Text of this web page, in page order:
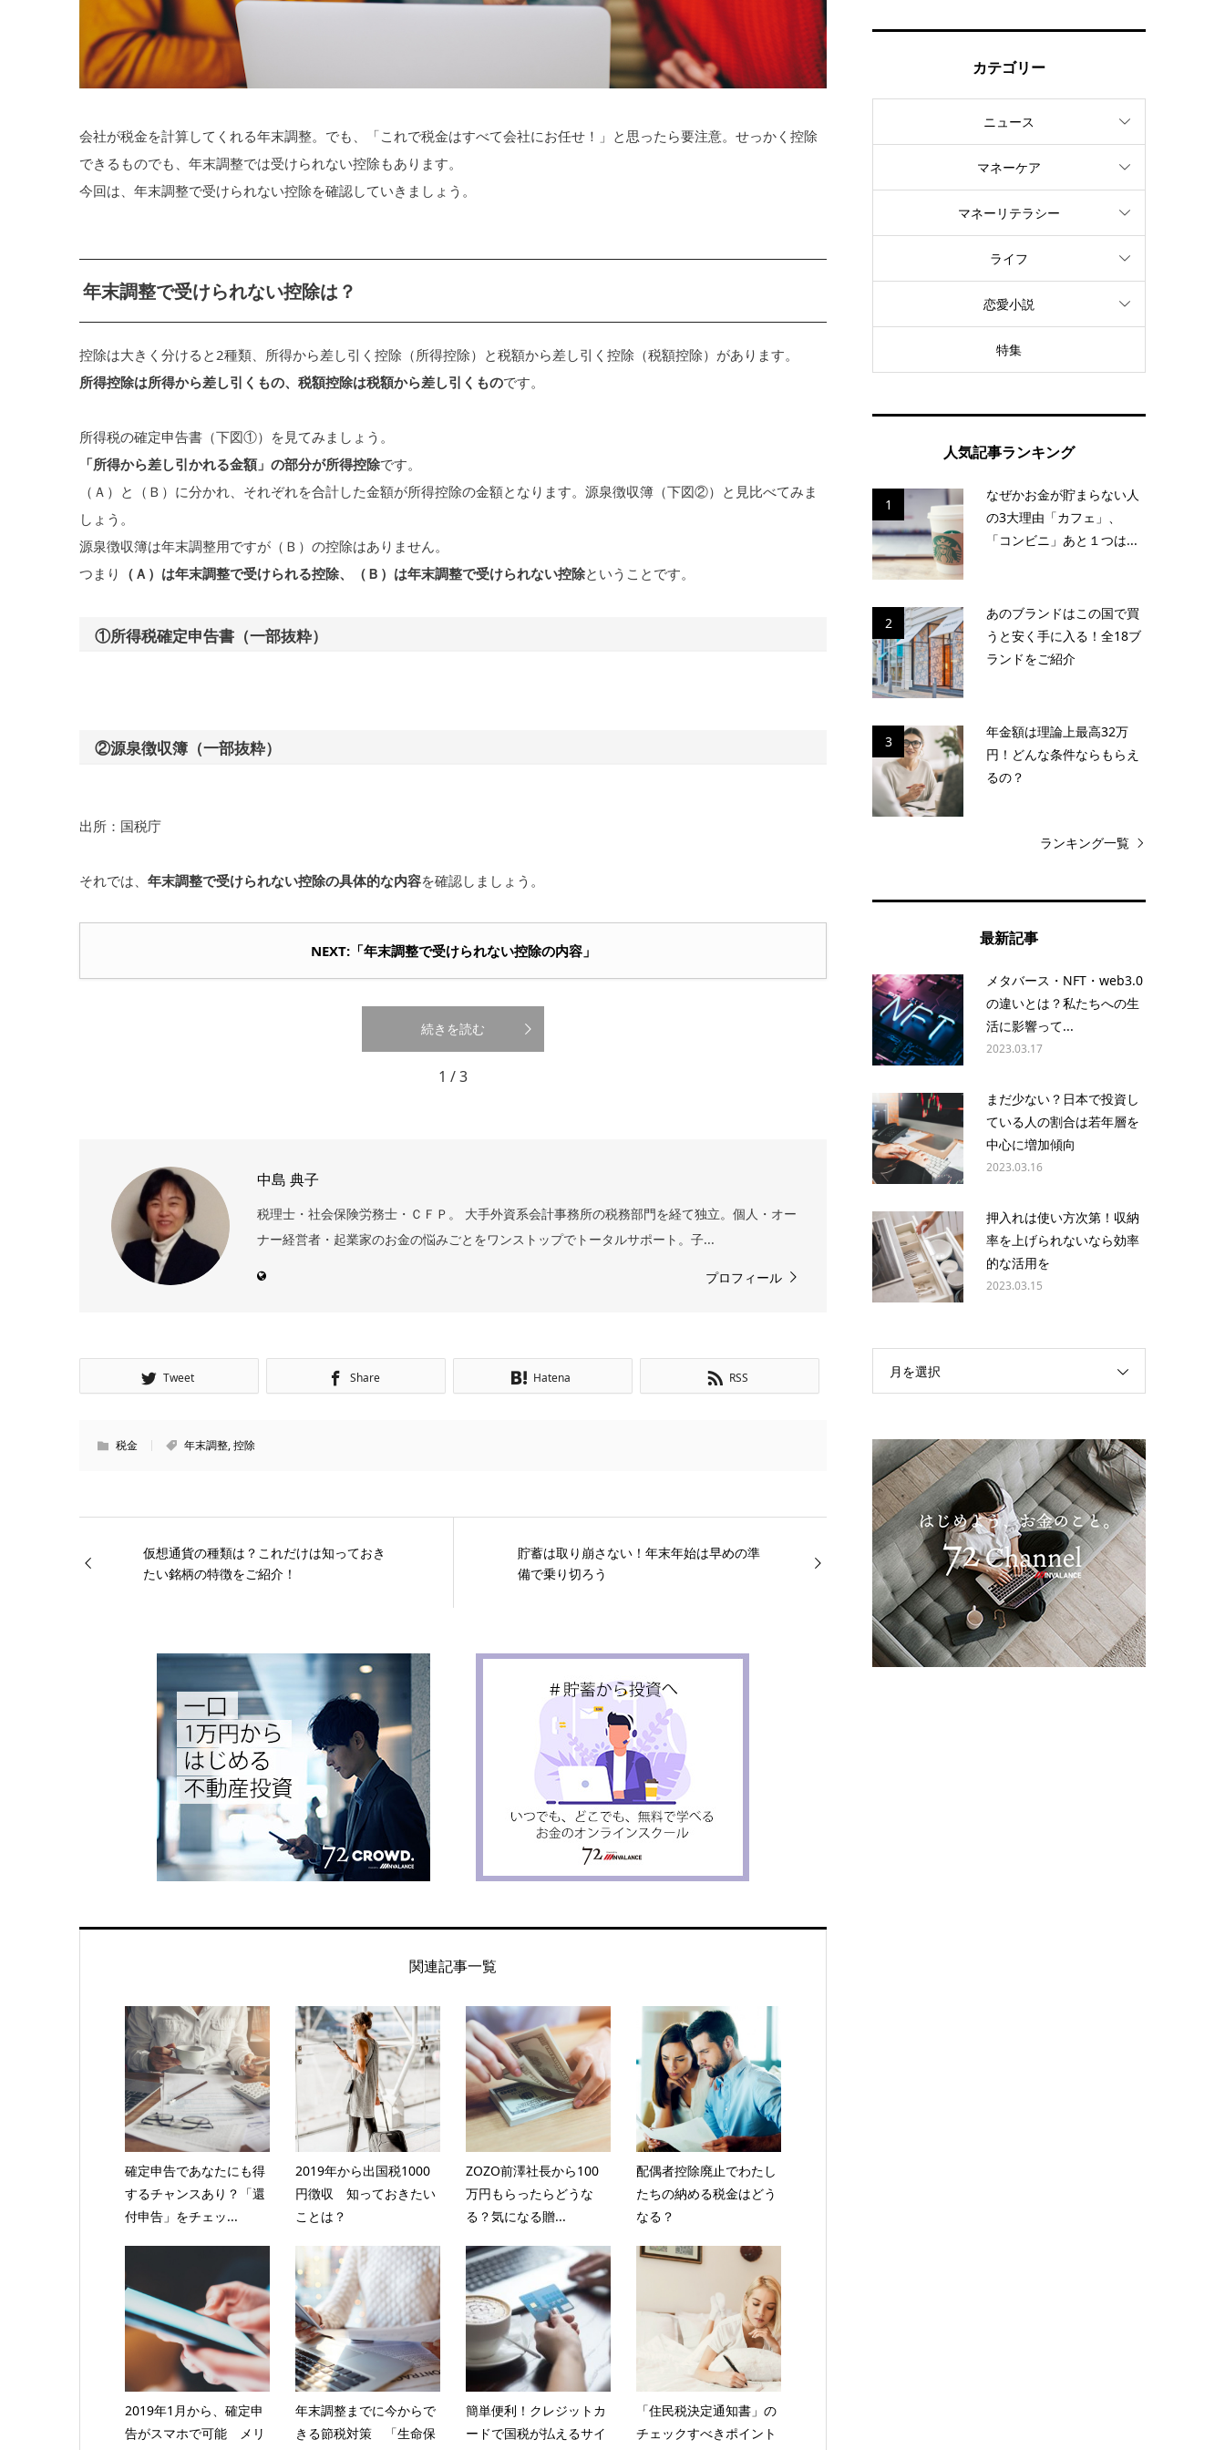
会社が税金を計算してくれる年末調整。でも、「これで税金はすべて会社にお任せ！」と思ったら要注意。せっかく控除
できるものでも、年末調整では受けられない控除もあります。
今回は、年末調整で受けられない控除を確認していきましょう。
年末調整で受けられない控除は？
控除は大きく分けると2種類、所得から差し引く控除（所得控除）と税額から差し引く控除（税額控除）があります。
所得控除は所得から差し引くもの、税額控除は税額から差し引くものです。
所得税の確定申告書（下図①）を見てみましょう。
「所得から差し引かれる金額」の部分が所得控除です。
（Ａ）と（Ｂ）に分かれ、それぞれを合計した金額が所得控除の金額となります。源泉徴収簿（下図②）と見比べてみま
しょう。
源泉徴収簿は年末調整用ですが（Ｂ）の控除はありません。
つまり （Ａ）は年末調整で受けられる控除、（Ｂ）は年末調整で受けられない控除ということです。
①所得税確定申告書（一部抜粋）
②源泉徴収簿（一部抜粋）
出所：国税庁
それでは、 年末調整で受けられない控除の具体的な内容を確認しましょう。
NEXT:「年末調整で受けられない控除の内容」
続きを読む
1 / 3
中島 典子
税理士・社会保険労務士・ＣＦＰ。 大手外資系会計事務所の税務部門を経て独立。個人・オー
ナー経営者・起業家のお金の悩みごとをワンストップでトータルサポート。子...
プロフィール
Tweet Share Hatena RSS
税金 年末調整,控除
仮想通貨の種類は？これだけは知っておき
たい銘柄の特徴をご紹介！
貯蓄は取り崩さない！年末年始は早めの準
備で乗り切ろう
関連記事一覧
確定申告であなたにも得
するチャンスあり？「還
付申告」をチェッ...
2019年から出国税1000
円徴収 知っておきたい
ことは？
ZOZO前澤社長から100
万円もらったらどうな
る？気になる贈...
配偶者控除廃止でわたし
たちの納める税金はどう
なる？
2019年1月から、確定申
告がスマホで可能 メリ
年末調整までに今からで
きる節税対策 「生命保
簡単便利！クレジットカ
ードで国税が払えるサイ
「住民税決定通知書」の
チェックすべきポイント
カテゴリー
ニュース
マネーケア
マネーリテラシー
ライフ
恋愛小説
特集
人気記事ランキング
1
なぜかお金が貯まらない人
の3大理由「カフェ」、
「コンビニ」あと１つは...
2
あのブランドはこの国で買
うと安く手に入る！全18ブ
ランドをご紹介
3
年金額は理論上最高32万
円！どんな条件ならもらえ
るの？
ランキング一覧
最新記事
メタバース・NFT・web3.0
の違いとは？私たちへの生
活に影響って...
2023.03.17
まだ少ない？日本で投資し
ている人の割合は若年層を
中心に増加傾向
2023.03.16
押入れは使い方次第！収納
率を上げられないなら効率
的な活用を
2023.03.15
月を選択